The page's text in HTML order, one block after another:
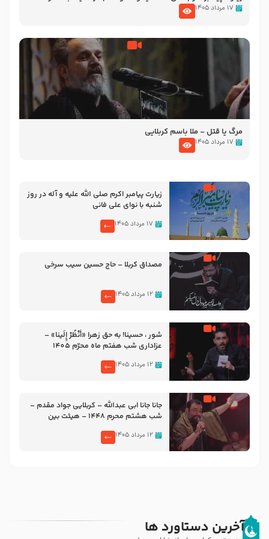
تصاویری از مسجد النبی
۱۷ مرداد ۱۴۰۵
مرگ یا قتل – ملا باسم کربلایی
۱۷ مرداد ۱۴۰۵
زیارت پیامبر اکرم صلی الله علیه و آله در روز
شنبه با نوای علی فانی
۱۷ مرداد ۱۴۰۵
مصداق کربلا – حاج حسین سیب سرخی
۱۲ مرداد ۱۴۰۵
شور ، حسینا! به‌ حق زهرا «أُنْظُرْ إِلَینا» –
عزاداری شب هفتم ماه محرّم 1405
۱۲ مرداد ۱۴۰۵
جانا جانا ابی عبدالله – کربلایی جواد مقدم –
شب هشتم محرم 1448 – هیئت بین
۱۲ مرداد ۱۴۰۵
آخرین دستاورد ها